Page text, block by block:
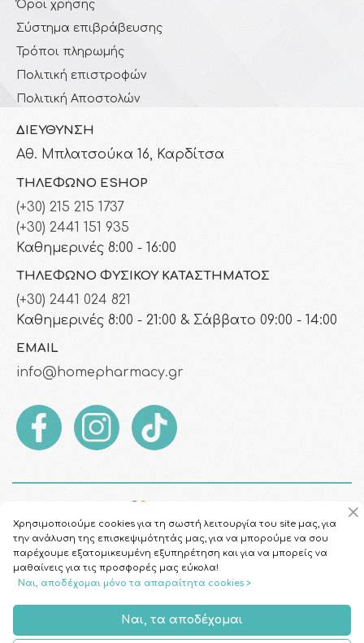
Όροι χρήσης
Σύστημα επιβράβευσης
Τρόποι πληρωμής
Πολιτική επιστροφών
Πολιτική Αποστολών
ΔΙΕΎΘΥΝΣΗ
Αθ. Μπλατσούκα 16, Καρδίτσα
ΤΗΛΈΦΩΝΟ ESHOP
(+30) 215 215 1737
(+30) 2441 151 935
Καθημερινές 8:00 - 16:00
ΤΗΛΈΦΩΝΟ ΦΥΣΙΚΟΎ ΚΑΤΑΣΤΉΜΑΤΟΣ
(+30) 2441 024 821
Καθημερινές 8:00 - 21:00 & Σάββατο 09:00 - 14:00
EMAIL
info@homepharmacy.gr
Χρησιμοποιούμε cookies για τη σωστή λειτουργία του site μας, για
την ανάλυση της επισκεψιμότητάς μας, για να μπορούμε να σου
παρέχουμε εξατομικευμένη εξυπηρέτηση και για να μπορείς να
μαθαίνεις για τις προσφορές μας εύκολα!
Ναι, αποδέχομαι μόνο τα απαραίτητα cookies >
Ναι, τα αποδέχομαι